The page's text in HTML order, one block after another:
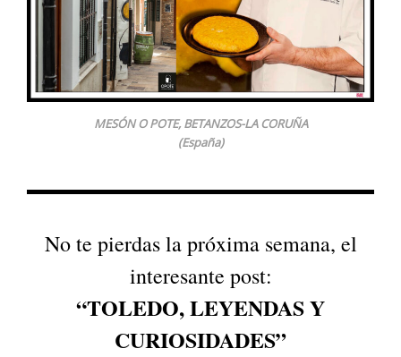
MESÓN O POTE, BETANZOS-LA CORUÑA
(España)
No te pierdas la próxima semana, el
interesante post:
“TOLEDO, LEYENDAS Y
CURIOSIDADES”